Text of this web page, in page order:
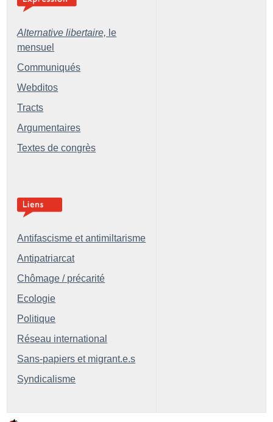
Alternative libertaire, le
mensuel
Communiqués
Webditos
Tracts
Argumentaires
Textes de congrès
Antifascisme et antimiltarisme
Antipatriarcat
Chômage / précarité
Ecologie
Politique
Réseau international
Sans-papiers et migrant.e.s
Syndicalisme